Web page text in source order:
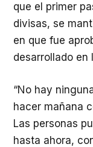
que el primer
divisas, se
en que fue
desarrollado en
“No hay
hacer mañana
Las personas
hasta ahora,